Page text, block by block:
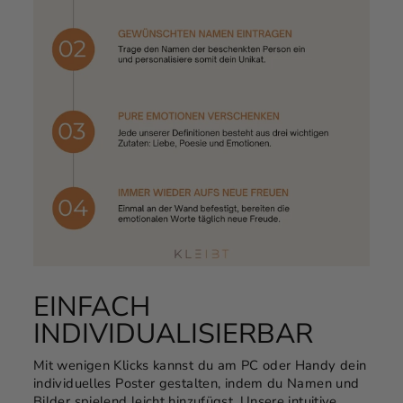
EINFACH
INDIVIDUALISIERBAR
Mit wenigen Klicks kannst du am PC oder Handy dein
individuelles Poster gestalten, indem du Namen und